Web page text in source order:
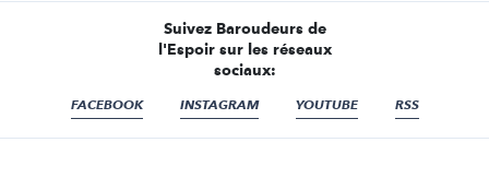
Suivez Baroudeurs de
l'Espoir sur les réseaux
sociaux:
FACEBOOK INSTAGRAM YOUTUBE RSS